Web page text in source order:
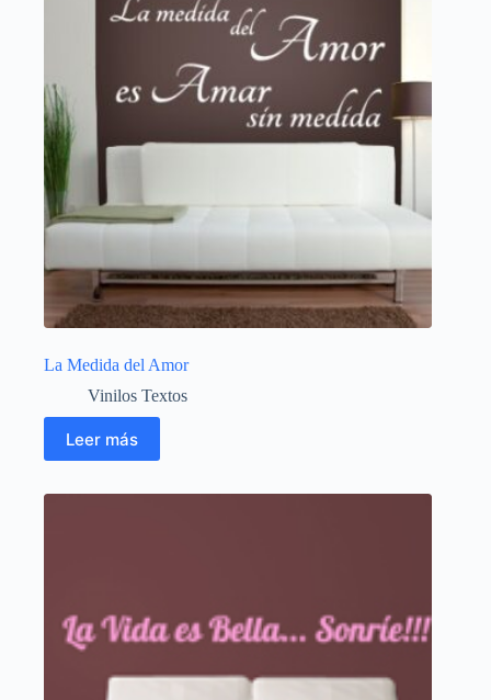
La Medida del Amor
Vinilos Textos
Leer más